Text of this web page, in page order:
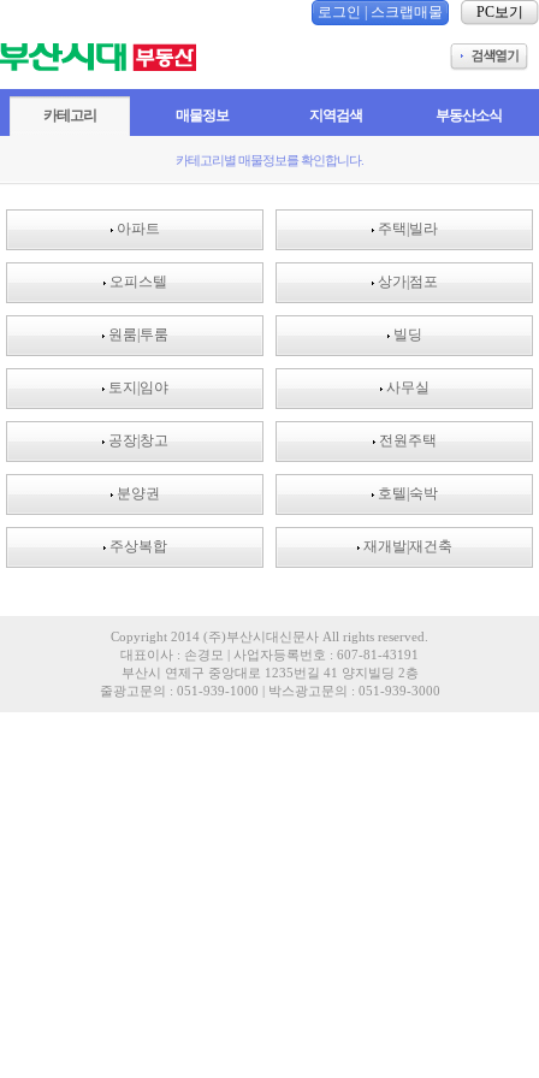
로그인 스크랩매물 PC보기
카테고리 매물정보 지역검색 부동산소식
카테고리별 매물정보를 확인합니다.
아파트 주택|빌라
오피스텔 상가|점포
원룸|투룸 빌딩
토지|임야 사무실
공장|창고 전원주택
분양권 호텔|숙박
주상복합 재개발|재건축
Copyright 2014 (주)부산시대신문사 All rights reserved.
대표이사 : 손경모 | 사업자등록번호 : 607-81-43191
부산시 연제구 중앙대로 1235번길 41 양지빌딩 2층
줄광고문의 : 051-939-1000 | 박스광고문의 : 051-939-3000